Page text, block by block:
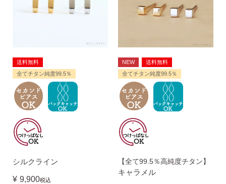
ようこそ！！なでしこスタイルへ！
送料無料
全てチタン純度99.5％
シルクライン
¥ 9,900税込
NEW
送料無料
全てチタン純度99.5％
【全て99.5％高純度チタン】
キャラメル